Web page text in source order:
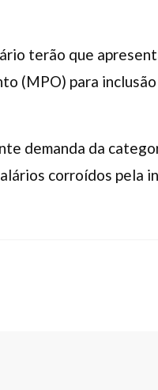
terão que
(MPO) para
demanda da
corroídos pela